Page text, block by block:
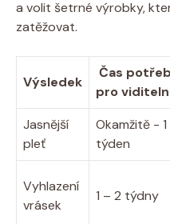
a volit šetrné ⁤výrobky,
zatěžovat.
Výsledek
Čas​
pro
Jasnější​
pleť
Okamžitě ⁢- 1
týden
Vyhlazení
vrásek
1​ – 2 týdny